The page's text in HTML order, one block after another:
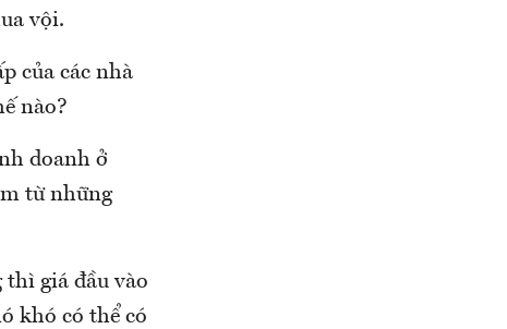
vội.
của các nhà
nào?
doanh ở
từ những
giá đầu vào
khó có thể có